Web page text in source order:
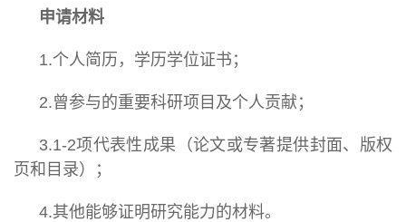
申请材料
1.个人简历，学历学位证书；
2.曾参与的重要科研项目及个人贡献；
3.1-2项代表性成果（论文或专著提供封面、版权
页和目录）；
4.其他能够证明研究能力的材料。